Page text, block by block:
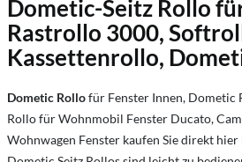
Dometic-Seitz Rollo
Rastrollo 3000,
Kassettenrollo,
Dometic Rollofür Fenster Innen, Dometic
Rollo für Wohnmobil Fenster Ducato,
Wohnwagen Fenster kaufen Sie direkt